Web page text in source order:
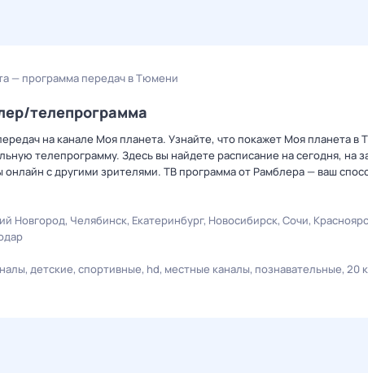
— программа передач в Тюмени
телепрограмма
на канале Моя планета. Узнайте, что покажет Моя планета в
телепрограмму. Здесь вы найдете расписание на сегодня, на
с другими зрителями. ТВ программа от Рамблера — ваш
Новгород Челябинск Екатеринбург Новосибирск Сочи
детские спортивные hd местные каналы познавательные 20